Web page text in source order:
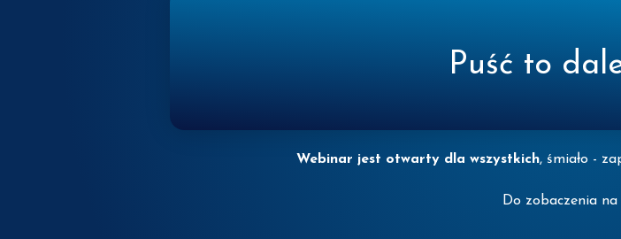
Puść to
Webinar jest otwarty dla wszystkich, śmiało -
Do zobaczenia